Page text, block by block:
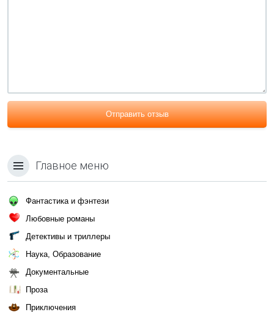
Отправить отзыв
Главное меню
Фантастика и фэнтези
Любовные романы
Детективы и триллеры
Наука, Образование
Документальные
Проза
Приключения